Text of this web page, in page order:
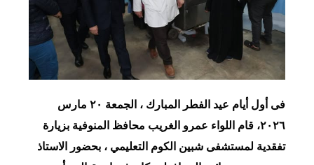
فى أول أيام عيد الفطر المبارك ، الجمعة ٢٠ مارس
٢٠٢٦، قام اللواء عمرو الغريب محافظ المنوفية بزيارة
تفقدية لمستشفى شبين الكوم التعليمي ، بحضور الاستاذ